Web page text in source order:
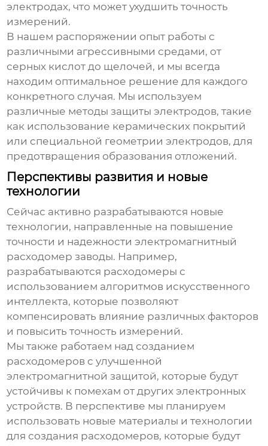
электродах, что может ухудшить точность
измерений.
В нашем распоряжении опыт работы с
различными агрессивными средами, от
серных кислот до щелочей, и мы всегда
находим оптимальное решение для каждого
конкретного случая. Мы используем
различные методы защиты электродов, такие
как использование керамических покрытий
или специальной геометрии электродов, для
предотвращения образования отложений.
Перспективы развития и новые
технологии
Сейчас активно разрабатываются новые
технологии, направленные на повышение
точности и надежностиэлектромагнитный
расходомер заводы. Например,
разрабатываются расходомеры с
использованием алгоритмов искусственного
интеллекта, которые позволяют
компенсировать влияние различных факторов
и повысить точность измерений.
Мы также работаем над созданием
расходомеров с улучшенной
электромагнитной защитой, которые будут
устойчивы к помехам от других электронных
устройств. В перспективе мы планируем
использовать новые материалы и технологии
для создания расходомеров, которые будут